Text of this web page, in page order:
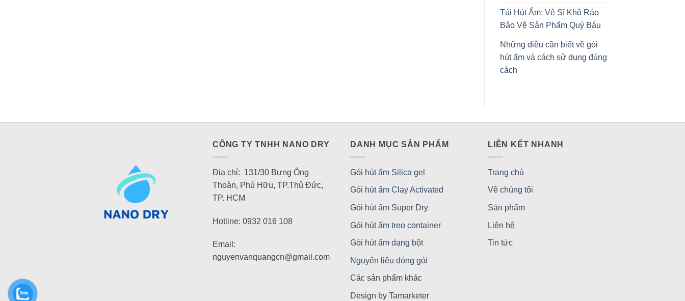
Túi Hút Ẩm: Vệ Sĩ Khô Ráo
Bảo Vệ Sản Phẩm Quý Báu
Những điều cần biết về gói
hút ẩm và cách sử dụng đúng
cách
CÔNG TY TNHH NANO DRY
Địa chỉ: 131/30 Bưng Ông
Thoàn, Phú Hữu, TP.Thủ Đức,
TP. HCM
Hotline: 0932 016 108
Email:
nguyenvanquangcn@gmail.com
DANH MỤC SẢN PHẨM
Gói hút ẩm Silica gel
Gói hút ẩm Clay Activated
Gói hút ẩm Super Dry
Gói hút ẩm treo container
Gói hút ẩm dạng bột
Nguyên liệu đóng gói
Các sản phẩm khác
Design by Tamarketer
LIÊN KẾT NHANH
Trang chủ
Về chúng tôi
Sản phẩm
Liên hệ
Tin tức